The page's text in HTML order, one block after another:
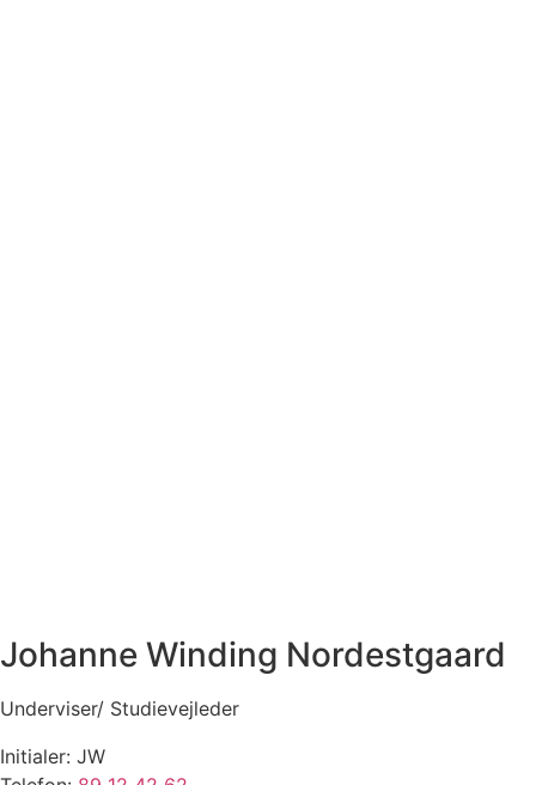
Johanne Winding Nordest­gaard
Underviser/ Studievejleder
Initialer: JW